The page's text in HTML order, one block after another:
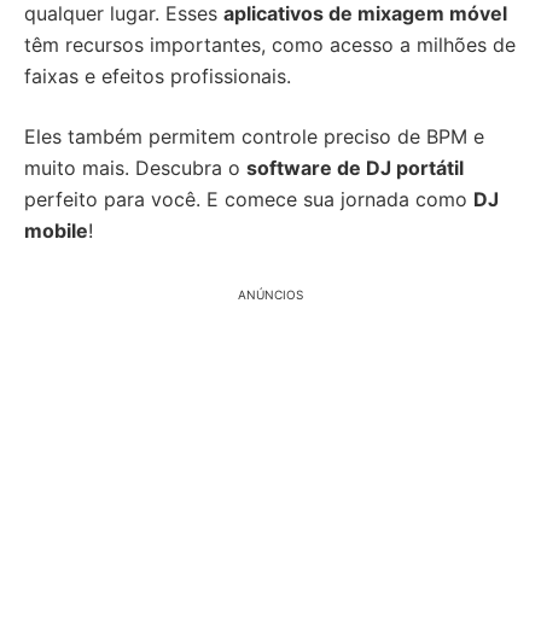
qualquer lugar. Esses aplicativos de mixagem móvel
têm recursos importantes, como acesso a milhões de
faixas e efeitos profissionais.
Eles também permitem controle preciso de BPM e
muito mais. Descubra o software de DJ portátil
perfeito para você. E comece sua jornada como DJ
mobile!
ANÚNCIOS